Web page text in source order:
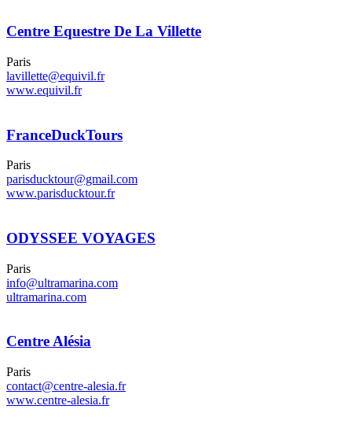
Centre Equestre De La Villette
Paris
lavillette@equivil.fr
www.equivil.fr
FranceDuckTours
Paris
parisducktour@gmail.com
www.parisducktour.fr
ODYSSEE VOYAGES
Paris
info@ultramarina.com
ultramarina.com
Centre Alésia
Paris
contact@centre-alesia.fr
www.centre-alesia.fr